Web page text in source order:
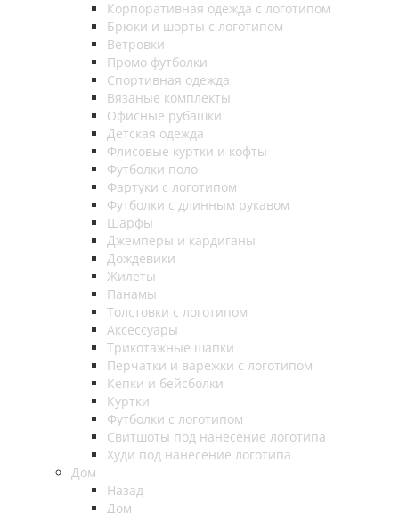
Корпоративная одежда с логотипом
Брюки и шорты с логотипом
Ветровки
Промо футболки
Спортивная одежда
Вязаные комплекты
Офисные рубашки
Детская одежда
Флисовые куртки и кофты
Футболки поло
Фартуки с логотипом
Футболки с длинным рукавом
Шарфы
Джемперы и кардиганы
Дождевики
Жилеты
Панамы
Толстовки с логотипом
Аксессуары
Трикотажные шапки
Перчатки и варежки с логотипом
Кепки и бейсболки
Куртки
Футболки с логотипом
Свитшоты под нанесение логотипа
Худи под нанесение логотипа
Дом
Назад
Дом